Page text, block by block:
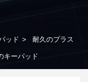
ッド > 耐久のプラス
キーパッド